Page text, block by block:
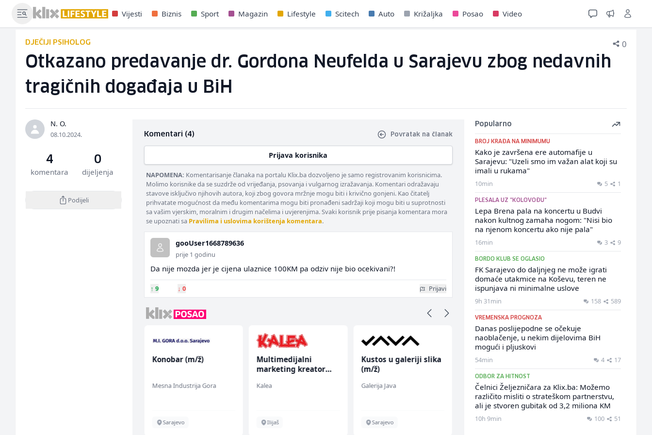
Vijesti Biznis Sport Magazin Lifestyle Scitech Auto Križaljka Posao Video
DJEČIJI PSIHOLOG 0
Otkazano predavanje dr. Gordona Neufelda u Sarajevu zbog nedavnih
tragičnih događaja u BiH
N. O.
08.10.2024.
4
komentara
0
dijeljenja
Podijeli
Komentari (4) Povratak na članak
Prijava korisnika
NAPOMENA: Komentarisanje članaka na portalu Klix.ba dozvoljeno je samo registrovanim korisnicima.
Molimo korisnike da se suzdrže od vrijeđanja, psovanja i vulgarnog izražavanja. Komentari odražavaju
stavove isključivo njihovih autora, koji zbog govora mržnje mogu biti i krivično gonjeni. Kao čitatelj
prihvatate mogućnost da među komentarima mogu biti pronađeni sadržaji koji mogu biti u suprotnosti
sa vašim vjerskim, moralnim i drugim načelima i uvjerenjima. Svaki korisnik prije pisanja komentara mora
se upoznati sa Pravilima i uslovima korištenja komentara.
gooUser1668789636
prije 1 godinu
Da nije mozda jer je cijena ulaznice 100KM pa odziv nije bio ocekivani?!
↑ 9 ↓ 0 Prijavi
Konobar (m/ž)
Mesna Industrija Gora
Sarajevo
Multimedijalni
marketing kreator
Kalea
Ilijaš
Kustos u galeriji slika
(m/ž)
Galerija Java
Sarajevo
Radnik u proizvodnji
(m/ž)
Fine Food
Sarajevo
Monteri ventilacije i
klimatizacije (m)
Interclima
Sarajevo
Popularno
BROJ KRAĐA NA MINIMUMU
Kako je završena ere automafije u
Sarajevu: "Uzeli smo im važan alat koji su
imali u rukama"
10min 5 1
PLESALA UZ "KOLOVOĐU"
Lepa Brena pala na koncertu u Budvi
nakon kultnog zamaha nogom: "Nisi bio
na njenom koncertu ako nije pala"
16min 3 9
BORDO KLUB SE OGLASIO
FK Sarajevo do daljnjeg ne može igrati
domaće utakmice na Koševu, teren ne
ispunjava ni minimalne uslove
9h 31min 158 589
VREMENSKA PROGNOZA
Danas poslijepodne se očekuje
naoblačenje, u nekim dijelovima BiH
mogući i pljuskovi
54min 4 17
ODBOR ZA HITNOST
Čelnici Željezničara za Klix.ba: Možemo
različito misliti o strateškom partnerstvu,
ali je stvoren gubitak od 3,2 miliona KM
10h 9min 100 51